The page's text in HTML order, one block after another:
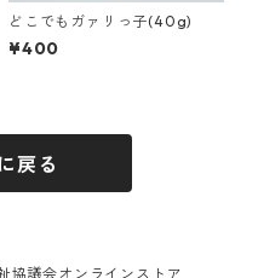
どこでもガァリっ子(40g)
¥400
戻る
協議会オンラインストア